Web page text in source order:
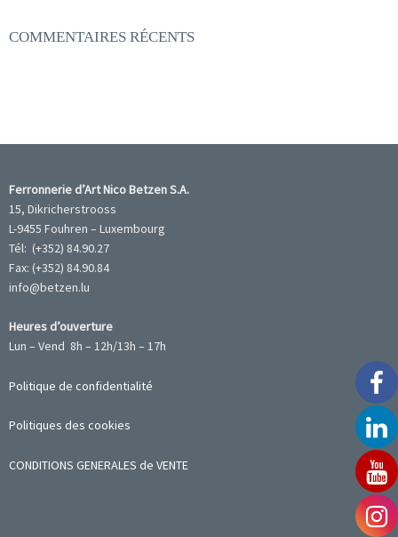
COMMENTAIRES RÉCENTS
Ferronnerie d’Art Nico Betzen S.A.
15, Dikricherstrooss
L-9455 Fouhren – Luxembourg
Tél: (+352) 84.90.27
Fax: (+352) 84.90.84
info@betzen.lu
Heures d’ouverture
Lun – Vend 8h – 12h/13h – 17h
Politique de confidentialité
Politiques des cookies
CONDITIONS GENERALES de VENTE